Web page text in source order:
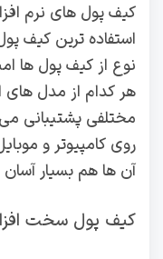
کیف پول های نرم
استفاده ترین کیف
نوع از کیف پول ها
هر کدام از مدل های
مختلفی پشتیبانی
روی کامپیوتر و
آن ها هم بسیار
کیف پول سخت